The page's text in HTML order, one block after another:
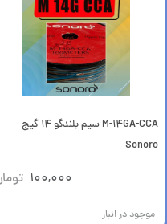
M-14GA-CCA سیم بلندگو 14 گیج
Sonoro
100,000
موجود در انبار